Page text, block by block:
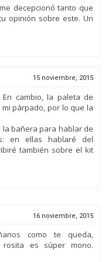
decepcionó tanto que
opinión sobre este. Un
15 noviembre, 2015
cambio, la paleta de
párpado, por lo que la
bañera para hablar de
en ellas hablaré del
también sobre el kit
16 noviembre, 2015
como te queda,
rosita es súper mono.